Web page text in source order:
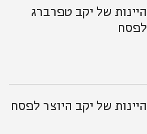
היינות של יקב טפרברג
לפסח
היינות של יקב היוצר לפסח